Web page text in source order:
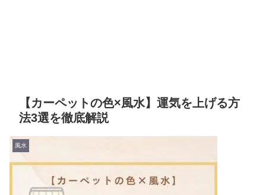
【カーペットの色×風水】運気を上げる方
法3選を徹底解説
風水